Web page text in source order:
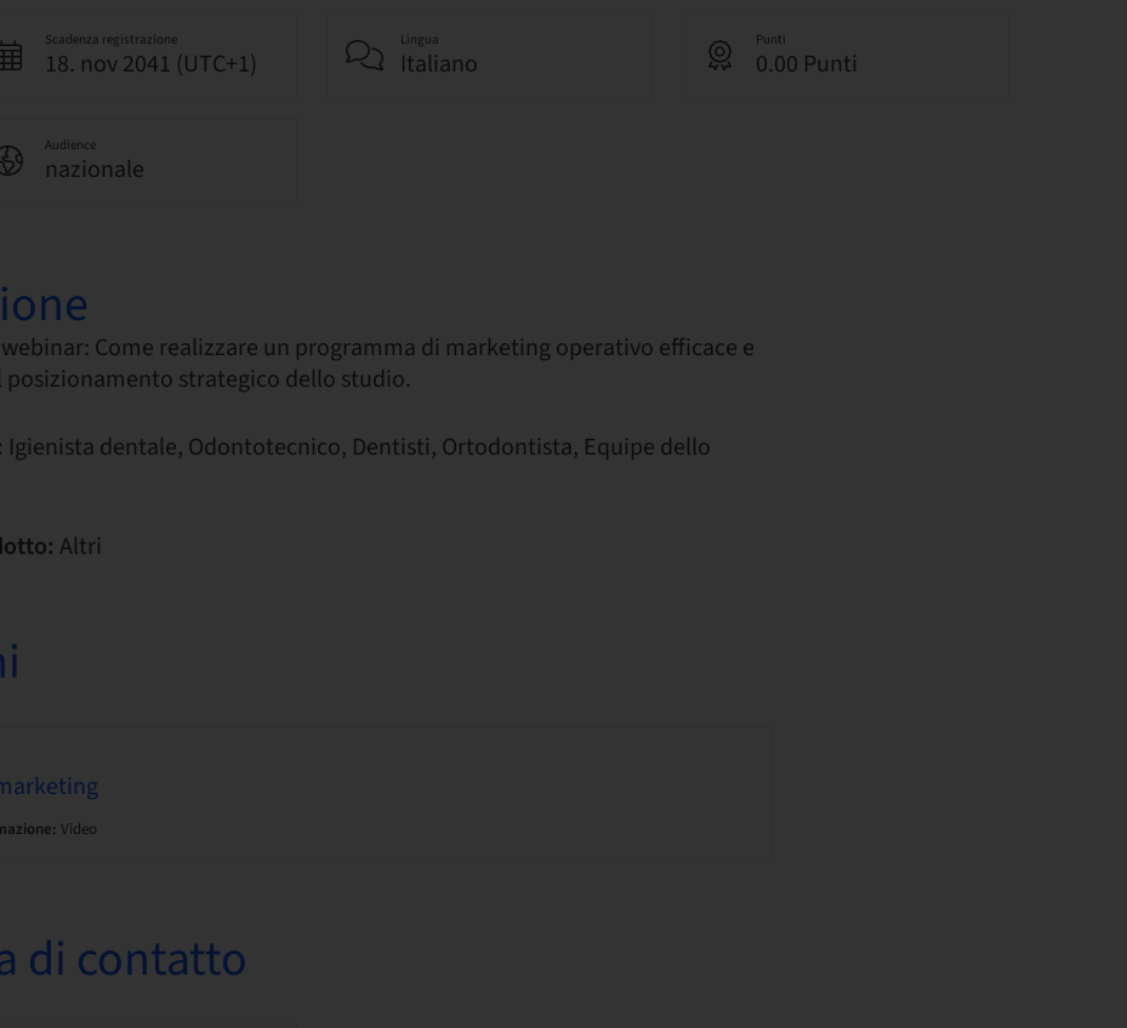
Scadenza registrazione
18. nov 2041 (UTC+1)
Lingua
Italiano
Punti
0.00 Punti
Audience
nazionale
Come realizzare un programma di marketing operativo efficace e
posizionamento strategico dello studio.
Igienista dentale, Odontotecnico, Dentisti, Ortodontista, Equipe dello
Altri
Video
di contatto